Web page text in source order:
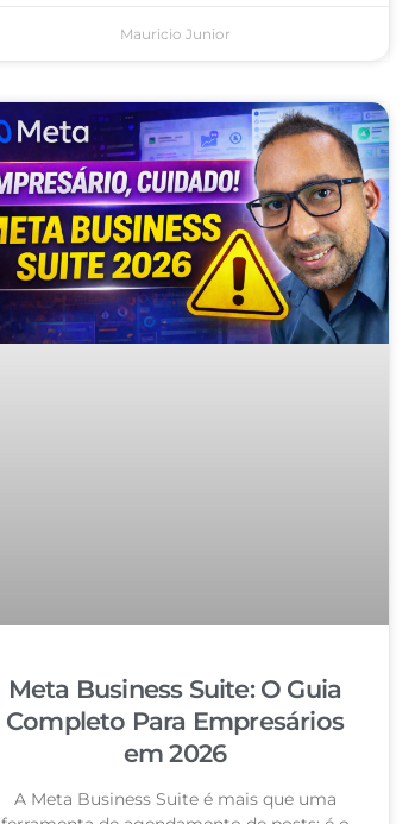
Mauricio Junior
Meta Business Suite: O Guia
Completo Para Empresários
em 2026
A Meta Business Suite é mais que uma